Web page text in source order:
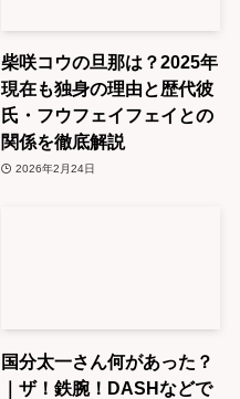
柴咲コウの旦那は？2025年
現在も独身の理由と歴代彼
氏・フウフェイフェイとの
関係を徹底解説
2026年2月24日
国分太一さん何があった？
｜ザ！鉄腕！DASHなどで